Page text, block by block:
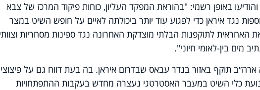
באופן רשמי: "בהוראת המפקד העליון, כוחות פיקוד המרכז של צבא
נגד איראן כדי לפגוע עוד יותר ביכולתה לאיים על חופש השיט במצר
האחראית לתוקפנות הבלתי מוצדקת האחרונה נגד ספינות מסחריות
מים בין-לאומי חיוני".
ארה״ב תוקף באזור בנדר עבאס שבדרום איראן. בה בעת דווח גם על
כלי השיט במעבר האסטרטגי נעצרה מחדש בעקבות ההתפתחויות